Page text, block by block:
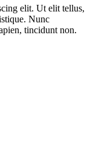
elit. Ut elit tellus,
Nunc
tincidunt non.